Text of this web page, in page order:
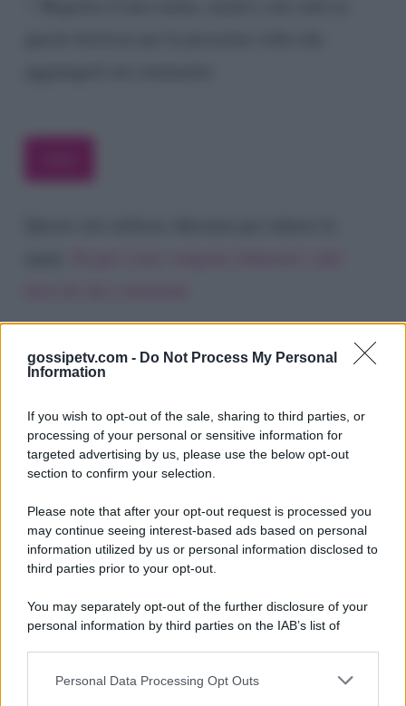
gossipetv.com - Do Not Process My Personal
Information
If you wish to opt-out of the sale, sharing to third parties, or
processing of your personal or sensitive information for
targeted advertising by us, please use the below opt-out
section to confirm your selection.
Please note that after your opt-out request is processed you
may continue seeing interest-based ads based on personal
information utilized by us or personal information disclosed to
third parties prior to your opt-out.
You may separately opt-out of the further disclosure of your
personal information by third parties on the IAB’s list of
This information may also be disclosed by us to third parties
Personal Data Processing Opt Outs
Gossip e TV è un sito di MASTE S.r.l.
viale Luigi Majno n. 21 - 20129 Milano (MI)
P.Iva 10909580960
Categorie
Gossip